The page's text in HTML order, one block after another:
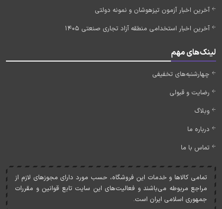
آخرین اخبار آزمون تیزهوشان و نمونه دولتی
آخرین اخبار استخدامی منطقه آزاد تجاری صنعتی 1405
لینک‌های مهم
چهارشنبه‌های تخفیفی
رضایت و قبولی
وبلاگ
درباره ما
تماس با ما
تمامی کالاها و خدمات اين فروشگاه، حسب مورد دارای مجوزهای لازم از
مراجع مربوطه می‌باشند و فعاليت‌های اين سايت تابع قوانين و مقررات
جمهوری اسلامی ايران است.